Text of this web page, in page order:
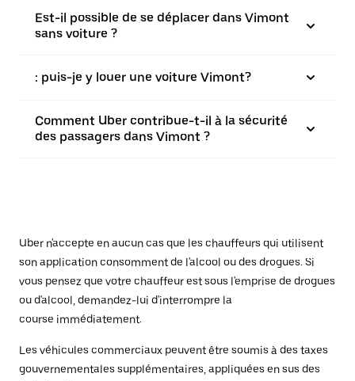
Est-il possible de se déplacer dans Vimont
sans voiture ?
: puis-je y louer une voiture Vimont?
Comment Uber contribue-t-il à la sécurité
des passagers dans Vimont ?
Uber n'accepte en aucun cas que les chauffeurs qui utilisent
son application consomment de l'alcool ou des drogues. Si
vous pensez que votre chauffeur est sous l'emprise de drogues
ou d'alcool, demandez-lui d'interrompre la
course immédiatement.
Les véhicules commerciaux peuvent être soumis à des taxes
gouvernementales supplémentaires, appliquées en sus des